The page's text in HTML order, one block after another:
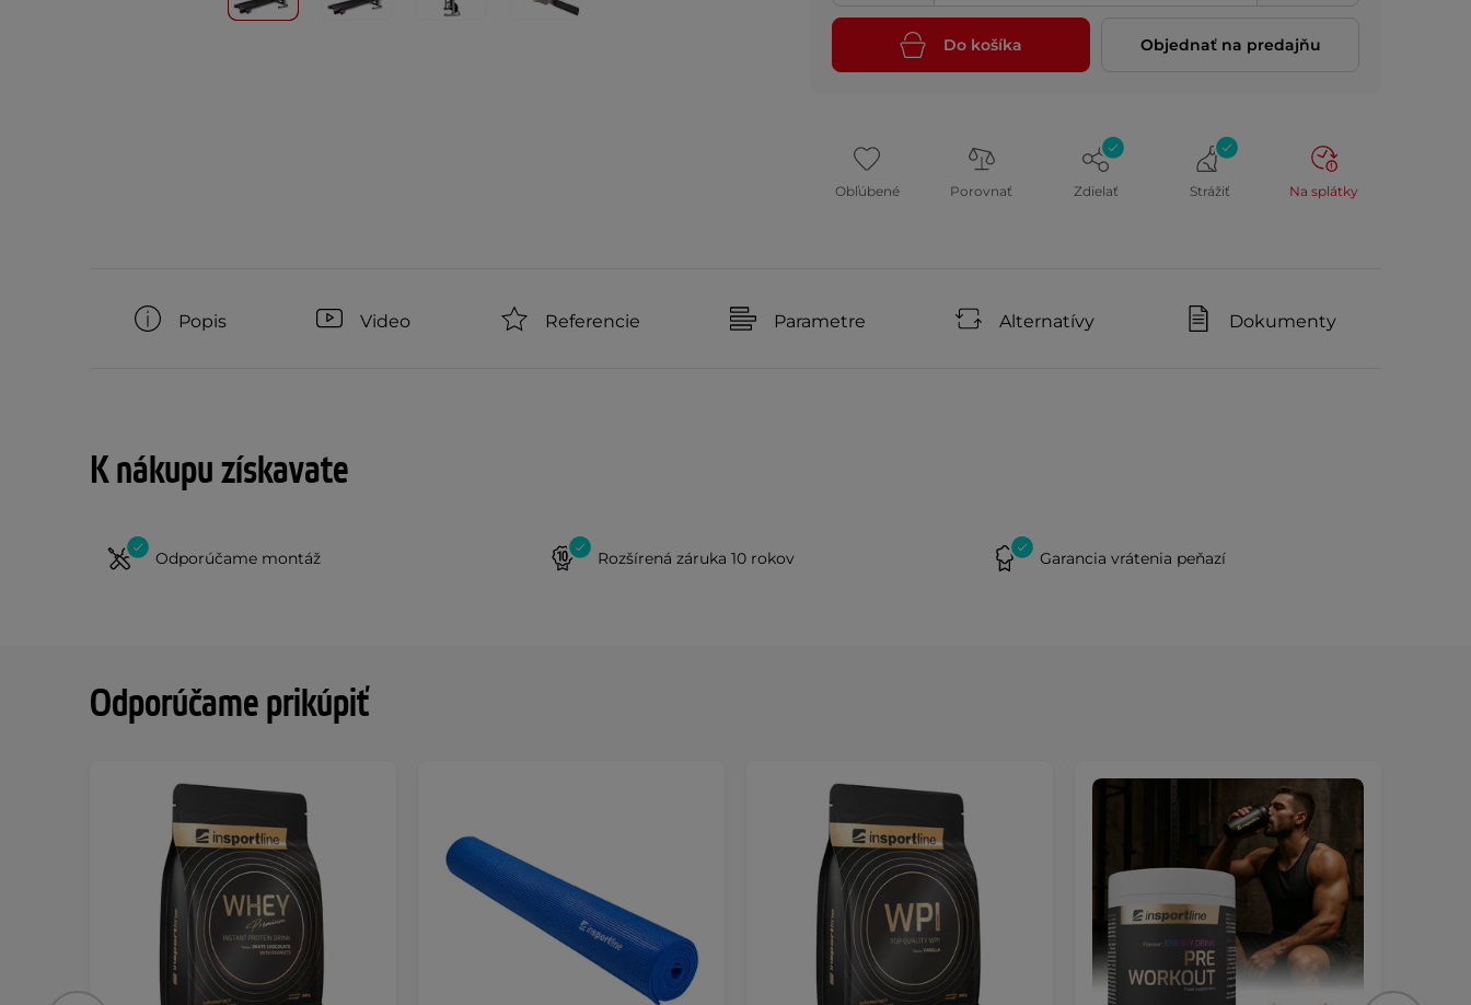
Do košíka Objednať na predajňu
Obľúbené Porovnať Zdielať Strážiť Na splátky
Popis Video Referencie Parametre Alternatívy Dokumenty
K nákupu získavate
Odporúčame montáž Rozšírená záruka 10 rokov Garancia vrátenia peňazí
Odporúčame prikúpiť